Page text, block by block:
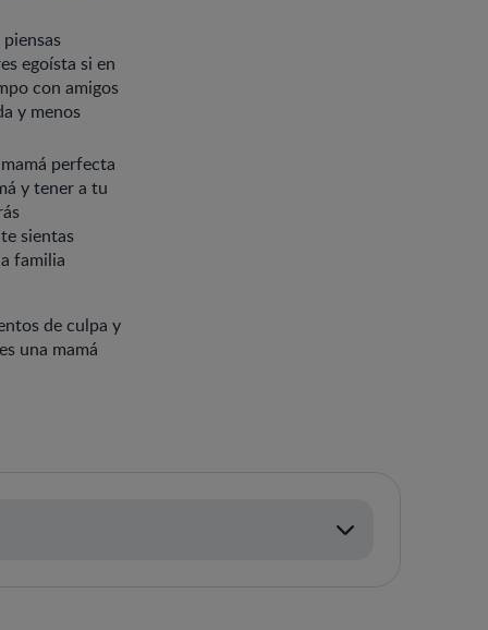
egoísta si en
con amigos
y menos
perfecta
y tener a tu
sientas
familia
de culpa y
una mamá